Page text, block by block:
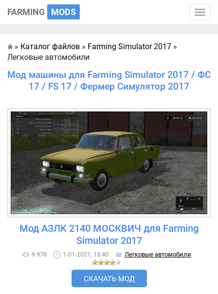
Toggle
FARMING MODS
Главная
» Каталог файлов » Farming Simulator 2017 »
Легковые автомобили
Мод машины для Farming Simulator 2017 / ФС
17 / FS 17 / Фермер Симулятор 2017
Мод AЗЛK 2140 MOСКВИЧ для Farming
Simulator 2017
9 978 1-01-2021, 18:40 Легковые автомобили
СКАЧАТЬ МОД